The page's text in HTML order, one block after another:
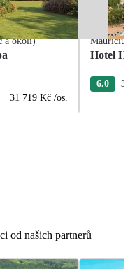
a okolí)
31 719 Kč /os.
Mauricius
Hotel
6.0 3
od našich partnerů